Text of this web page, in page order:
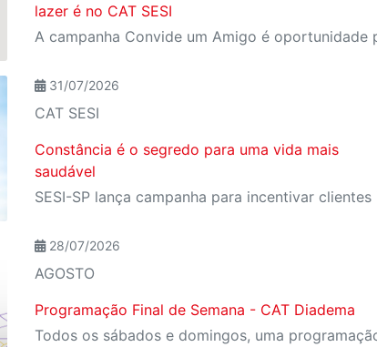
lazer é no CAT SESI
31/07/2026
CAT SESI
Constância é o segredo para uma vida mais
saudável
28/07/2026
AGOSTO
Programação Final de Semana - CAT Diadema